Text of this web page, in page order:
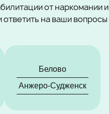
от наркомании и
на ваши вопросы
Белово
Анжеро-Судженск